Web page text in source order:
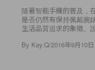
隨著智能手機的普及，
是否仍然有保持佩戴腕
生活品質追求的象徵。
By Kay.Q/2016年9月10日